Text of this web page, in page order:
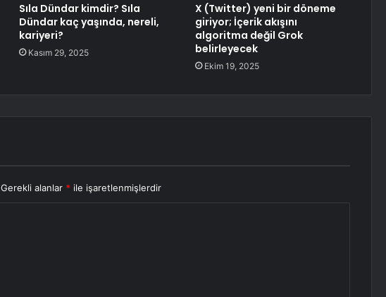
Sıla Dündar kimdir? Sıla
Dündar kaç yaşında, nereli,
kariyeri?
Kasım 29, 2025
X (Twitter) yeni bir döneme
giriyor; İçerik akışını
algoritma değil Grok
belirleyecek
Ekim 19, 2025
Gerekli alanlar * ile işaretlenmişlerdir